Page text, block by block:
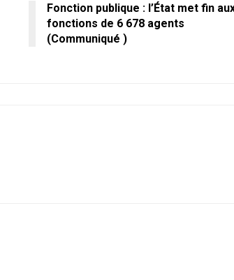
Fonction publique : l’État met fin
fonctions de 6 678 agents
(Communiqué )